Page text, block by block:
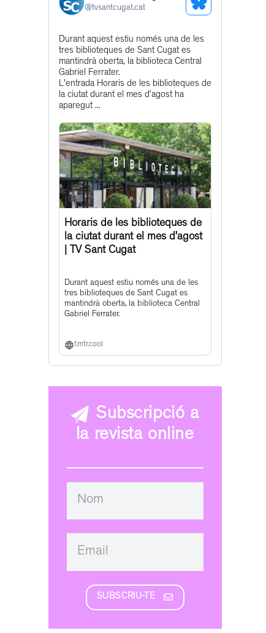
@tvsantcugat.cat
See
Profile
Get
to
this
post
Durant aquest estiu només una de les
tres biblioteques de Sant Cugat es
mantindrà oberta, la biblioteca Central
Gabriel Ferrater.
L'entrada Horaris de les biblioteques de
la ciutat durant el mes d’agost ha
aparegut ...
Horaris de les biblioteques de
la ciutat durant el mes d’agost
| TV Sant Cugat
Durant aquest estiu només una de les
tres biblioteques de Sant Cugat es
mantindrà oberta, la biblioteca Central
Gabriel Ferrater.
f.mtr.cool
Subscripció a
la revista online
SUBSCRIU-TE